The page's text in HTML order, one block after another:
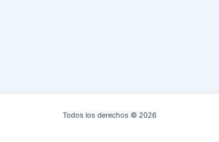
Todos los derechos © 2026